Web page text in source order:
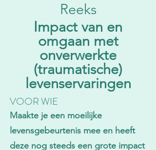
Reeks
Impact van en
omgaan met
onverwerkte
(traumatische)
levenservaringen
VOOR WIE
Maakte je een moeilijke
levensgebeurtenis mee en heeft
deze nog steeds een grote impact